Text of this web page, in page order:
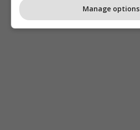
Manage options